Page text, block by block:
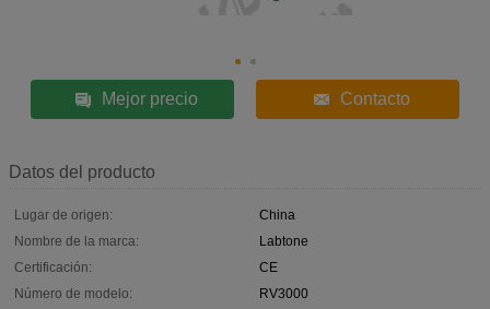
Mejor precio Contacto
Datos del producto
Lugar de origen:
China
Nombre de la marca:
Labtone
Certificación:
CE
Número de modelo:
RV3000